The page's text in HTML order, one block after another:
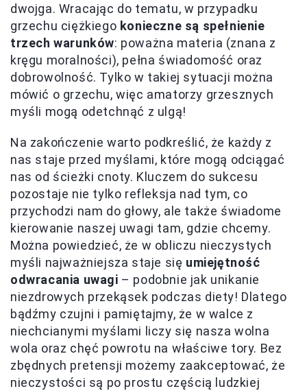
dwojga. Wracając do tematu, w przypadku
grzechu ciężkiego konieczne są spełnienie
trzech warunków: poważna materia (znana z
kręgu moralności), pełna świadomość oraz
dobrowolność. Tylko w takiej sytuacji można
mówić o grzechu, więc amatorzy grzesznych
myśli mogą odetchnąć z ulgą!
Na zakończenie warto podkreślić, że każdy z
nas staje przed myślami, które mogą odciągać
nas od ścieżki cnoty. Kluczem do sukcesu
pozostaje nie tylko refleksja nad tym, co
przychodzi nam do głowy, ale także świadome
kierowanie naszej uwagi tam, gdzie chcemy.
Można powiedzieć, że w obliczu nieczystych
myśli najważniejsza staje się umiejętność
odwracania uwagi – podobnie jak unikanie
niezdrowych przekąsek podczas diety! Dlatego
bądźmy czujni i pamiętajmy, że w walce z
niechcianymi myślami liczy się nasza wolna
wola oraz chęć powrotu na właściwe tory. Bez
zbędnych pretensji możemy zaakceptować, że
nieczystości są po prostu częścią ludzkiej